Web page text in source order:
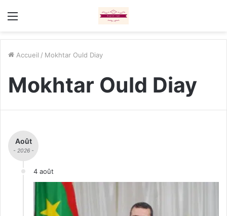
Menu
Accueil / Mokhtar Ould Diay
Mokhtar Ould Diay
Août
- 2026 -
4 août